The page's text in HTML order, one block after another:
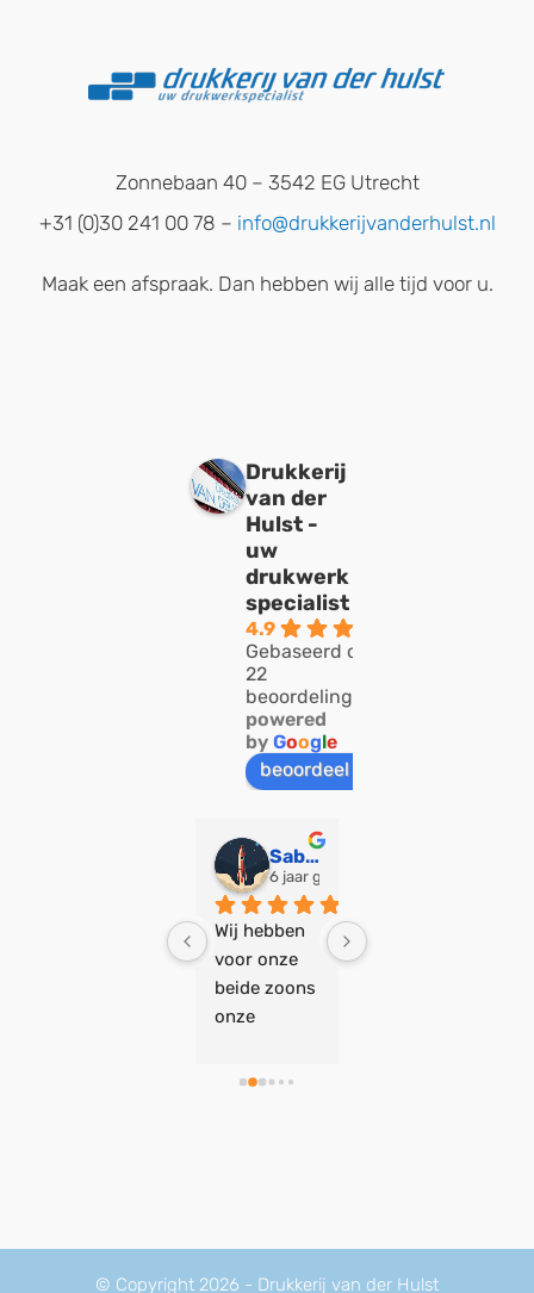
Zonnebaan 40 – 3542 EG Utrecht
+31 (0)30 241 00 78 – info@drukkerijvanderhulst.nl
Maak een afspraak. Dan hebben wij alle tijd voor u.
Drukkerij
van der
Hulst -
uw
drukwerk
specialist
4.9
Gebaseerd op
22
beoordelingen
powered
by Google
beoordeel ons op
probleem.
Aanrader en
Sabine Hermans
6 jaar geleden
Wij hebben
voor onze
beide zoons
onze
rtjes door
en we zijn
heel
communicat
ie met Bas
© Copyright 2026 - Drukkerij van der Hulst